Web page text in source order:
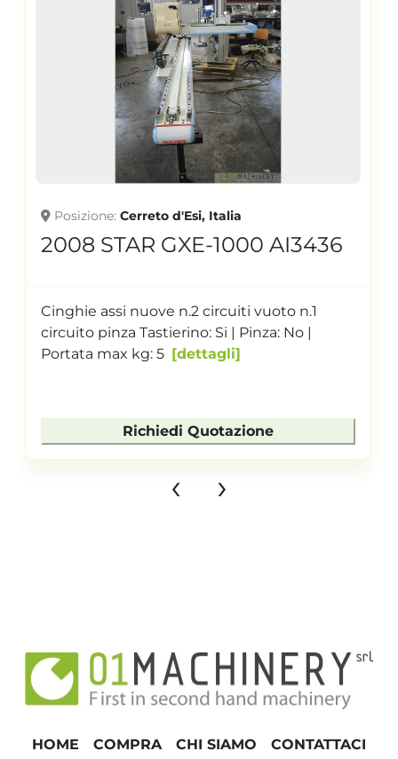
Posizione Cerreto d'Esi, Italia
2008 STAR GXE-1000 AI3436
Cinghie assi nuove n.2 circuiti vuoto n.1
circuito pinza Tastierino: Si | Pinza: No |
Portata max kg: 5
dettagli
Richiedi Quotazione
‹ ›
HOME COMPRA CHI SIAMO CONTATTACI